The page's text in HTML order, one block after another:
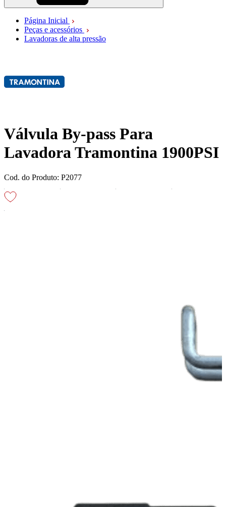
Página Inicial
Peças e acessórios
Lavadoras de alta pressão
Válvula By-pass Para
Lavadora Tramontina 1900PSI
Cod. do Produto: P2077